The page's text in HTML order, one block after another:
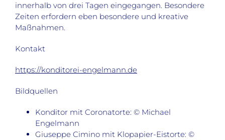
innerhalb von drei Tagen eingegangen. Besondere
Zeiten erfordern eben besondere und kreative
Maßnahmen.
Kontakt
https://konditorei-engelmann.de
Bildquellen
Konditor mit Coronatorte: © Michael
Engelmann
Giuseppe Cimino mit Klopapier-Eistorte: ©